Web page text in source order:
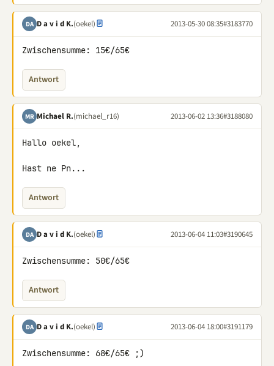
DA D a v i d K.(oekel) 2013-05-30 08:35#3183770
Zwischensumme: 15€/65€
Antwort
MR Michael R.(michael_r16) 2013-06-02 13:36#3188080
Hallo oekel,
Hast ne Pn...
Antwort
DA D a v i d K.(oekel) 2013-06-04 11:03#3190645
Zwischensumme: 50€/65€
Antwort
DA D a v i d K.(oekel) 2013-06-04 18:00#3191179
Zwischensumme: 68€/65€ ;)